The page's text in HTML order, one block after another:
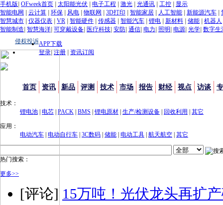
手机版 OFweek首页 太阳能光伏 电子工程 激光 光通讯 工控
显示
智能电网
云计算 环保 风电 物联网 3D打印 智能家居 人工智能 新能源汽车
智慧城市
仪器仪表 VR 智能硬件 传感器 智能汽车 锂电 新材料 储能
机器人
智能制造 智慧海洋 可穿戴设备 医疗科技 安防 通信 电力 照明 电源 光学 数字生
侵权投诉APP下载
登录| 注册 资讯订阅
首页 资讯 新品 评测 技术 市场 报告 财经 视点 访谈
技术：
锂电池 电芯 PACK BMS 锂电原材 生产/检测设备 回收利用 其它
应用：
电动汽车 电动自行车 3C数码 储能 电动工具 航天航空 其它
热门搜索：
更多>>
[评论] 15万吨！光伏龙头再扩